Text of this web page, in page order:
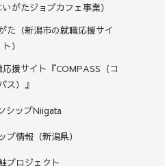
がたジョブカフェ事業）
た（新潟市の就職応援サイ
ト）
援サイト『COMPASS（コ
ス）』
シップNiigata
プ情報（新潟県）
プロジェクト